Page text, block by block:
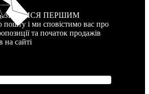
ПЕРШИМ
пошту і ми сповістимо вас про
та початок продажів
на сайті